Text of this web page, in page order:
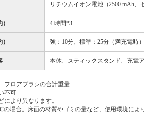
リチウムイオン電池（2500 mAh、
4 時間*3
強：10分、標準：25分（満充電時
本体、スティックスタンド、充電
フロアブラシの合計重量
不可
により異なります。
の場合。床面の材質やゴミの量など、使用環境によ